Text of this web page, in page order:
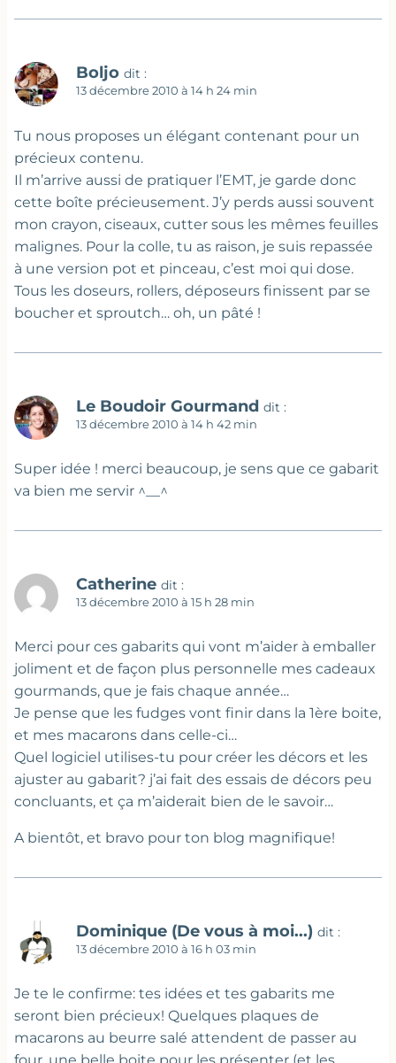
Boljo dit :
13 décembre 2010 à 14 h 24 min
Tu nous proposes un élégant contenant pour un
précieux contenu.
Il m’arrive aussi de pratiquer l’EMT, je garde donc
cette boîte précieusement. J’y perds aussi souvent
mon crayon, ciseaux, cutter sous les mêmes feuilles
malignes. Pour la colle, tu as raison, je suis repassée
à une version pot et pinceau, c’est moi qui dose.
Tous les doseurs, rollers, déposeurs finissent par se
boucher et sproutch… oh, un pâté !
Le Boudoir Gourmand dit :
13 décembre 2010 à 14 h 42 min
Super idée ! merci beaucoup, je sens que ce gabarit
va bien me servir ^__^
Catherine dit :
13 décembre 2010 à 15 h 28 min
Merci pour ces gabarits qui vont m’aider à emballer
joliment et de façon plus personnelle mes cadeaux
gourmands, que je fais chaque année…
Je pense que les fudges vont finir dans la 1ère boite,
et mes macarons dans celle-ci…
Quel logiciel utilises-tu pour créer les décors et les
ajuster au gabarit? j’ai fait des essais de décors peu
concluants, et ça m’aiderait bien de le savoir…
A bientôt, et bravo pour ton blog magnifique!
Dominique (De vous à moi...) dit :
13 décembre 2010 à 16 h 03 min
Je te le confirme: tes idées et tes gabarits me
seront bien précieux! Quelques plaques de
macarons au beurre salé attendent de passer au